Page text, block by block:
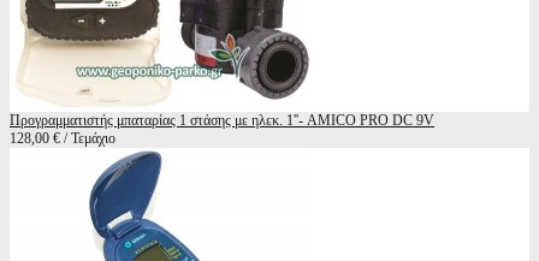
Προγραμματιστής μπαταρίας 1 στάσης με ηλεκ. 1''- AMICO PRO DC 9V
128,00 € / Τεμάχιο